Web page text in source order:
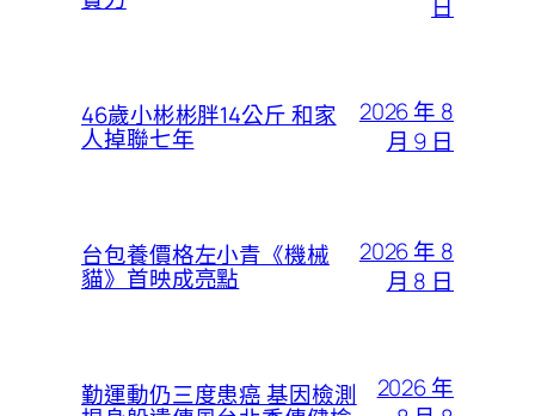
日
46歲小彬彬胖14公斤 和家
人掉聯七年
2026 年 8
月 9 日
台包養價格左小青《機械
貓》首映成亮點
2026 年 8
月 8 日
勤運動仍三度患癌 基因檢測
2026 年